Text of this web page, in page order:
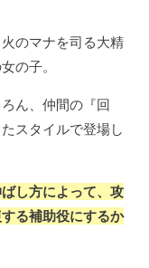
のマナを司る大精
の子。
ん、仲間の『回
スタイルで登場し
し方によって、攻
る補助役にするか